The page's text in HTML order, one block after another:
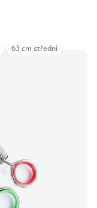
63 cm střední